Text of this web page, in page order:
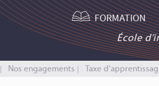
FORMATION
École
Nos engagements Taxe